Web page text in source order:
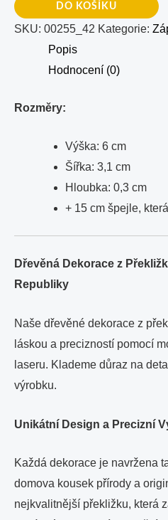
DO KOŠÍKU
SKU: 00255_42 Kategorie:
Popis
Hodnocení (0)
Rozměry:
Výška: 6 cm
Šířka: 3,1 cm
Hloubka: 0,3 cm
+ 15 cm špejle,
Dřevěná Dekorace z
Republiky
Naše dřevěné dekorace z
láskou a precizností pomocí
laseru. Klademe důraz na
výrobku.
Unikátní Design a Precizní
Každá dekorace je navržena
domova kousek přírody a
nejkvalitnější překližku, která